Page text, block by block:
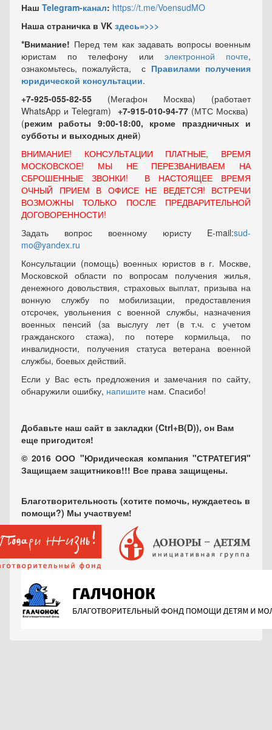
Наш Telegram-канал: https://t.me/VoensudMO
Наша страничка в VK здесь=>>>
*Внимание! Перед тем как задавать вопросы военным
юристам по телефону или электронной почте,
ознакомьтесь, пожалуйста, с Правилами получения
юридической консультации.
+7-925-055-82-55 (Мегафон Москва) (работает
WhatsApp и Telegram) +7-915-010-94-77 (МТС Москва)
(режим работы 9:00-18:00, кроме праздничных и
субботы и выходных дней)
ВНИМАНИЕ! КОНСУЛЬТАЦИИ ПЛАТНЫЕ, ВРЕМЯ
МОСКОВСКОЕ! МЫ НЕ ПЕРЕЗВАНИВАЕМ НА
СБРОШЕННЫЕ ЗВОНКИ! В НАСТОЯЩЕЕ ВРЕМЯ
ОЧНЫЙ ПРИЕМ В ОФИСЕ НЕ ВЕДЕТСЯ! ВСТРЕЧИ
ВОЗМОЖНЫ ТОЛЬКО ПОСЛЕ ПРЕДВАРИТЕЛЬНОЙ
ДОГОВОРЕННОСТИ!
Задать вопрос военному юристу E-mail:sud-
mo@yandex.ru
Консультации (помощь) военных юристов в г. Москве,
Московской области по вопросам получения жилья,
денежного довольствия, страховых выплат, призыва на
вонную службу по мобилизации, предоставления
отсрочек, увольнения с военной службы, назначения
военных пенсий (за выслугу лет (в т.ч. с учетом
гражданского стажа), по потере кормильца, по
инвалидности, получения статуса ветерана военной
службы, боевых действий.
Если у Вас есть предложения и замечания по сайту,
обнаружили ошибку, напишите нам. Спасибо!
Добавьте наш сайт в закладки (Ctrl+В(D)), он Вам
еще пригодится!
© 2016 ООО "Юридическая компания "СТРАТЕГИЯ"
Защищаем защитников!!! Все права защищены.
Благотворительность (хотите помочь, нуждаетесь в
помощи?) Мы участвуем!